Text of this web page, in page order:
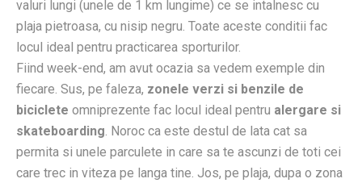
valuri lungi (unele de 1 km lungime) ce se intalnesc cu
plaja pietroasa, cu nisip negru. Toate aceste conditii fac
locul ideal pentru practicarea sporturilor.
Fiind week-end, am avut ocazia sa vedem exemple din
fiecare. Sus, pe faleza, zonele verzi si benzile de
biciclete omniprezente fac locul ideal pentru alergare si
skateboarding. Noroc ca este destul de lata cat sa
permita si unele parculete in care sa te ascunzi de toti cei
care trec in viteza pe langa tine. Jos, pe plaja, dupa o zona